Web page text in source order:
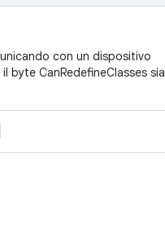
con un dispositivo
byte CanRedefineClasses sia